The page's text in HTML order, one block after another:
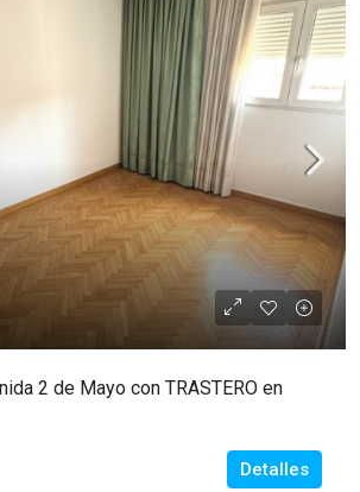
2 de Mayo con TRASTERO en
Detalles